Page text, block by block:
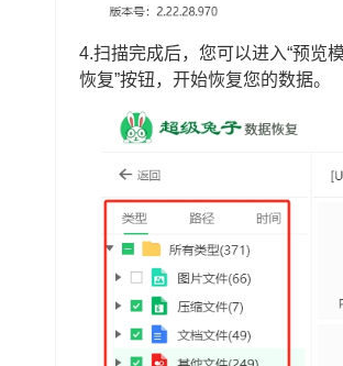
4.扫描完成后，您可以进入“预览
恢复”按钮，开始恢复您的数据。